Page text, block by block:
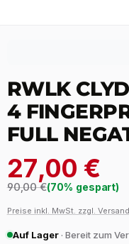
RWLK
4
FULL
27,00 €
Regulärer Preis:
90,00 €(70% gespart)
Preise inkl. MwSt. zzgl.
Auf Lager · Bereit zum